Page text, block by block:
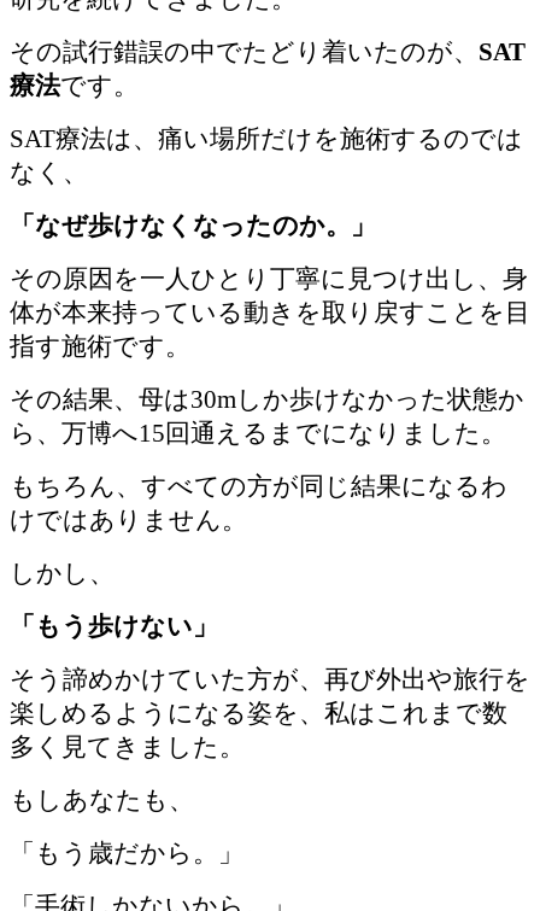
その試行錯誤の中でたどり着いたのが、 SAT
療法です。
SAT療法は、痛い場所だけを施術するのでは
なく、
「なぜ歩けなくなったのか。」
その原因を一人ひとり丁寧に見つけ出し、身
体が本来持っている動きを取り戻すことを目
指す施術です。
その結果、母は30mしか歩けなかった状態か
ら、万博へ15回通えるまでになりました。
もちろん、すべての方が同じ結果になるわ
けではありません。
しかし、
「もう歩けない」
そう諦めかけていた方が、再び外出や旅行を
楽しめるようになる姿を、私はこれまで数
多く見てきました。
もしあなたも、
「もう歳だから。」
「手術しかないから。」